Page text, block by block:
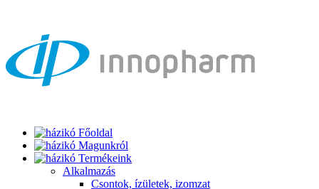
Főoldal
Magunkról
Termékeink
Alkalmazás
Csontok, ízületek, izomzat